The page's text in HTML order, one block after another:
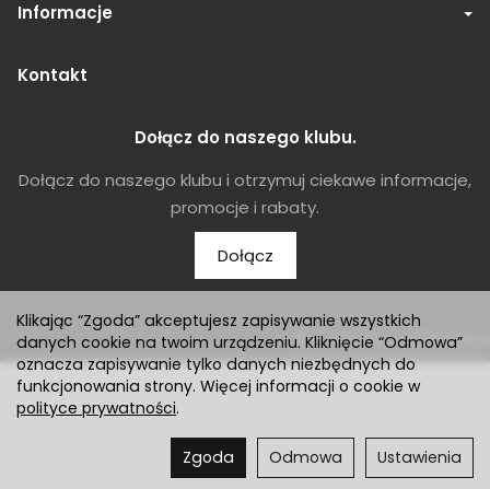
Informacje
Kontakt
Dołącz do naszego klubu.
Dołącz do naszego klubu i otrzymuj ciekawe informacje,
promocje i rabaty.
Dołącz
Sklep internetowy SOTESHOP AI
Klikając “Zgoda” akceptujesz zapisywanie wszystkich
danych cookie na twoim urządzeniu. Kliknięcie “Odmowa”
oznacza zapisywanie tylko danych niezbędnych do
funkcjonowania strony. Więcej informacji o cookie w
polityce prywatności.
Ustawienia
Odmowa
Zgoda